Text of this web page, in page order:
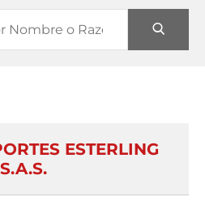
ESTERLING
S.A.S.